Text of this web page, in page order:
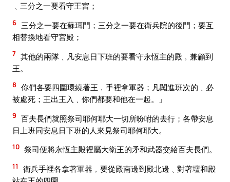
﹑三分之一要看守王宮；
6 三分之一要在蘇珥門；三分之一要在衛兵院的後門；要互
相替換地看守宮殿；
7 其他的兩隊﹑凡安息日下班的要看守永恆主的殿﹐兼顧到
王。
8 你們各要四圍環繞著王﹐手裡拿軍器；凡闖進班次的﹑必
被處死；王出王入﹑你們都要和他在一起。」
9 百夫長們就照祭司耶何耶大一切所吩咐的去行；各帶安息
日上班同安息日下班的人來見祭司耶何耶大。
10 祭司便將永恆主殿裡屬大衛王的矛和武器交給百夫長們。
11
衛兵手裡各拿著軍器﹐要從殿南邊到殿北邊﹑對著壇和殿